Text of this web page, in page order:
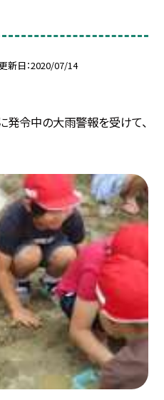
新日 2020/07/14
発令中の大雨警報を受けて、